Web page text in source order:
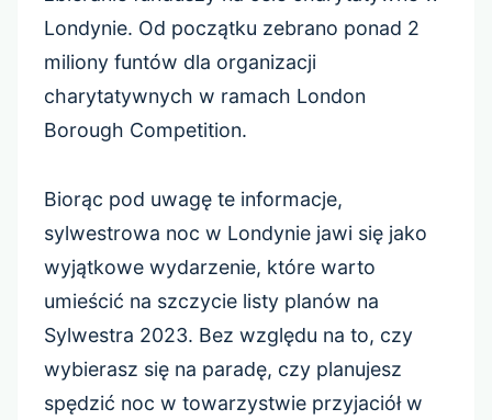
Londynie. Od początku zebrano ponad 2
miliony funtów dla organizacji
charytatywnych w ramach London
Borough Competition.
Biorąc pod uwagę te informacje,
sylwestrowa noc w Londynie jawi się jako
wyjątkowe wydarzenie, które warto
umieścić na szczycie listy planów na
Sylwestra 2023. Bez względu na to, czy
wybierasz się na paradę, czy planujesz
spędzić noc w towarzystwie przyjaciół w